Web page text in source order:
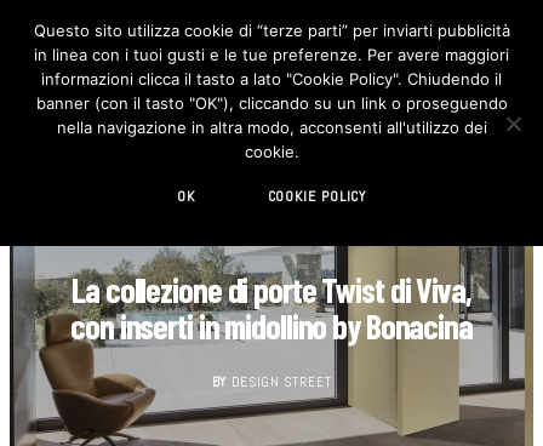
F
c
e
b
o
I
n
s
t
La collezione di porte Twist di Viva,
con inserti in midollino by Bonacina
BY DESIGN STREET
Questo sito utilizza cookie di “terze parti” per inviarti pubblicità
in linea con i tuoi gusti e le tue preferenze. Per avere maggiori
informazioni clicca il tasto a lato "Cookie Policy". Chiudendo il
banner (con il tasto "OK"), cliccando su un link o proseguendo
nella navigazione in altra modo, acconsenti all'utilizzo dei
cookie.
OK COOKIE POLICY